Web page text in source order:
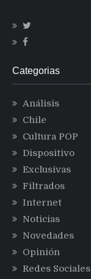
Categorias
Análisis
Chile
Cultura POP
Dispositivo
Exclusivas
Filtrados
Internet
Noticias
Novedades
Opinión
Redes Sociales